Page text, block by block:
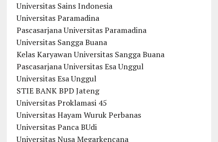
Universitas Sains Indonesia
Universitas Paramadina
Pascasarjana Universitas Paramadina
Universitas Sangga Buana
Kelas Karyawan Universitas Sangga Buana
Pascasarjana Universitas Esa Unggul
Universitas Esa Unggul
STIE BANK BPD Jateng
Universitas Proklamasi 45
Universitas Hayam Wuruk Perbanas
Universitas Panca BUdi
Universitas Nusa Megarkencana